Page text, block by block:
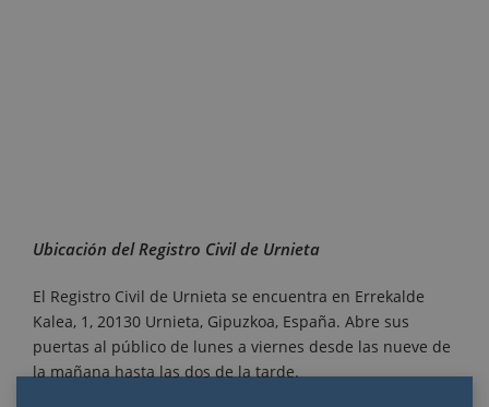
Ubicación del Registro Civil de Urnieta
El Registro Civil de Urnieta se encuentra en Errekalde
Kalea, 1, 20130 Urnieta, Gipuzkoa, España. Abre sus
puertas al público de lunes a viernes desde las nueve de
la mañana hasta las dos de la tarde.